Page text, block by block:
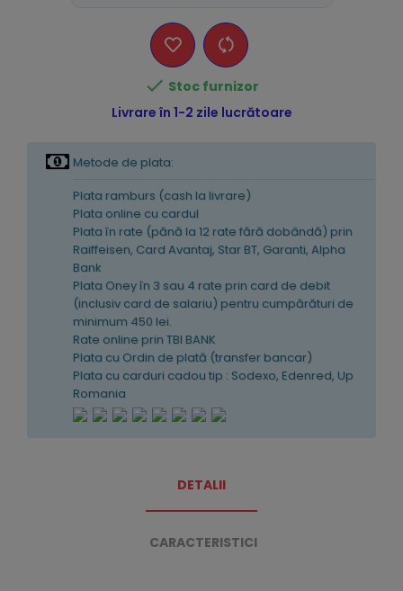
 Stoc furnizor
Livrare în 1-2 zile lucrătoare
Metode de plata:
Plata ramburs (cash la livrare)
Plata online cu cardul
Plata în rate (pănă la 12 rate fără dobândă) prin
Raiffeisen, Card Avantaj, Star BT, Garanti, Alpha
Bank
Plata Oney în 3 sau 4 rate prin card de debit
(inclusiv card de salariu) pentru cumpărături de
minimum 450 lei.
Rate online prin TBI BANK
Plata cu Ordin de plată (transfer bancar)
Plata cu carduri cadou tip : Sodexo, Edenred, Up
Romania
DETALII
CARACTERISTICI